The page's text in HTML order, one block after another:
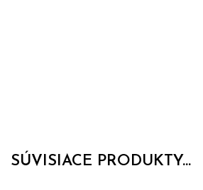
SÚVISIACE PRODUKTY...